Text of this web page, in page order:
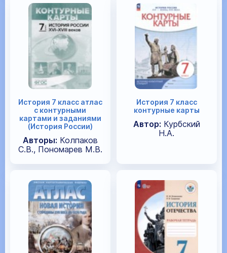
История 7 класс атлас
с контурными
картами и заданиями
(История России)
Авторы: Колпаков
С.В., Пономарев М.В.
История 7 класс
контурные карты
Автор: Курбский
Н.А.